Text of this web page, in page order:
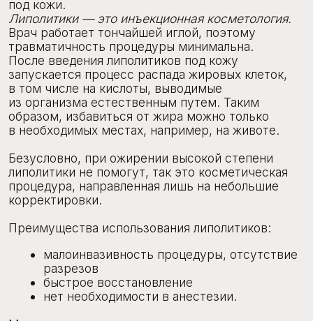
липолитики не помогут, так это косметическая
процедура, направленная лишь на небольшие
корректировки.
Преимущества использования липолитиков:
малоинвазивность процедуры, отсутствие
разрезов
быстрое восстановление
нет необходимости в анестезии.
Минусы процедуры:
не полным. Необходимо несколько
процедур с промежутком 1,5 — 2 месяца.
Ожирение тотальное с помощью
липолитиков не вылечить
Существует риск отеков после процедуры,
В случае большого количества лишней
продуктивной.
Показания к применению липолитиков:
нет результатов от физической активности